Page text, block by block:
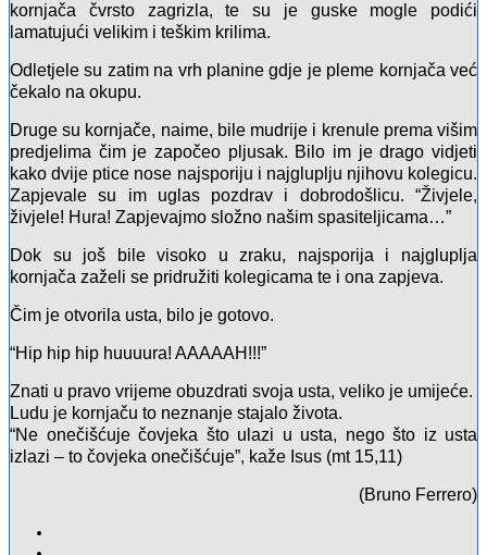
kornjača čvrsto zagrizla, te su je guske mogle podići
lamatujući velikim i teškim krilima.
Odletjele su zatim na vrh planine gdje je pleme kornjača već
čekalo na okupu.
Druge su kornjače, naime, bile mudrije i krenule prema višim
predjelima čim je započeo pljusak. Bilo im je drago vidjeti
kako dvije ptice nose najsporiju i najgluplju njihovu kolegicu.
Zapjevale su im uglas pozdrav i dobrodošlicu. “Živjele,
živjele! Hura! Zapjevajmo složno našim spasiteljicama…”
Dok su još bile visoko u zraku, najsporija i najgluplja
kornjača zaželi se pridružiti kolegicama te i ona zapjeva.
Čim je otvorila usta, bilo je gotovo.
“Hip hip hip huuuura! AAAAAH!!!”
Znati u pravo vrijeme obuzdrati svoja usta, veliko je umijeće.
Ludu je kornjaču to neznanje stajalo života.
“Ne onečišćuje čovjeka što ulazi u usta, nego što iz usta
izlazi – to čovjeka onečišćuje”, kaže Isus (mt 15,11)
(Bruno Ferrero)